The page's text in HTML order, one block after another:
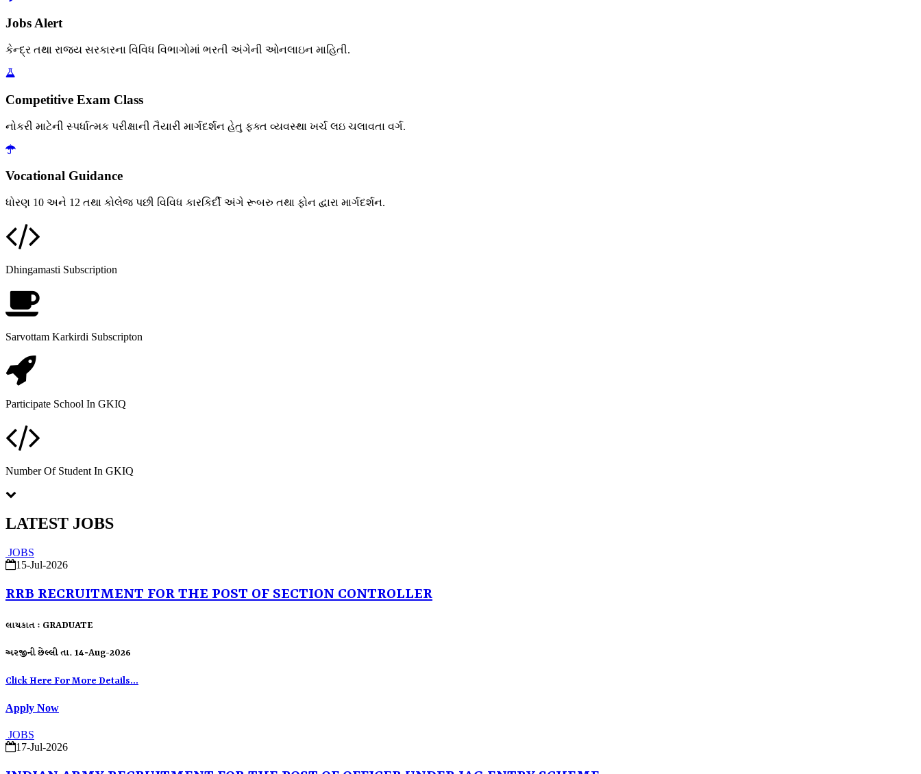
Jobs Alert
કેન્દ્ર તથા રાજ્ય સરકારના વિવિધ વિભાગોમાં ભરતી અંગેની ઓનલાઇન માહિતી.
Competitive Exam Class
નોકરી માટેની સ્પર્ધાત્મક પરીક્ષાની તૈયારી માર્ગદર્શન હેતુ ફક્ત વ્યવસ્થા ખર્ચ લઇ ચલાવતા વર્ગ.
Vocational Guidance
ધોરણ 10 અને 12 તથા કોલેજ પછી વિવિધ કારકિર્દી અંગે રૂબરુ તથા ફોન દ્વારા માર્ગદર્શન.
Dhingamasti Subscription
Sarvottam Karkirdi Subscripton
Participate School In GKIQ
Number Of Student In GKIQ
LATEST JOBS
JOBS
15-Jul-2026
RRB RECRUITMENT FOR THE POST OF SECTION CONTROLLER
લાયકાત : GRADUATE
અરજીની છેલ્લી તા. 14-Aug-2026
Click Here For More Details...
Apply Now
JOBS
17-Jul-2026